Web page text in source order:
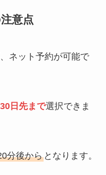
意点
ネット予約が可能で
日先まで選択できま
分後からとなります。